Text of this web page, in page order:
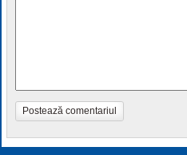
Postează comentariul